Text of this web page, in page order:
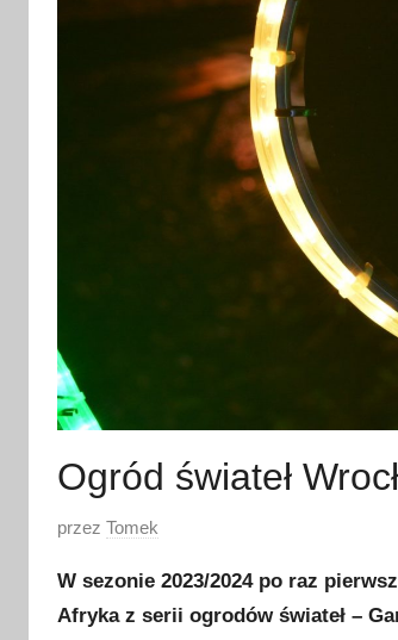
Ogród świateł
O
u
b
przez Tomek
W sezonie 2023/2024 po raz
Afryka z serii ogrodów świateł –